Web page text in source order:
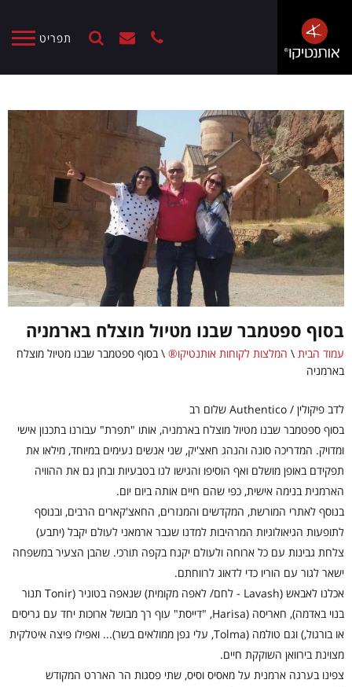
תפריט
בסוף ספטמבר שבנו מטיול מוצלח בארמניה
עמוד הבית \ המלצות לקוחות אותנטיקו® \בסוף ספטמבר שבנו מטיול מוצלח
בארמניה
לדב פיקולין / Authentico שלום רב
בסוף ספטמבר שבנו מטיול מוצלח בארמניה, אותו "תפרת" עבורנו בתכנון אישי
ומדויק. המדריכה סונה והנהג חאצ'יק, שני אנשים נעימים במיוחד, מילאו את
תפקידם באופן מושלם ואף הוסיפו והגישו לנו בטבעיות ובחן גם את ההוויה
הארמנית בנימה אישית, כפי שהם חיים אותה ביום יום.
בנוסף לאתרי המורשת, המקדשים והמנזרים, החאצ'קארים הרבים, ובנוסף
לתופעות הגיאולוגיות המרהיבות למדנו שגבר ארמאני לעולם יקבל (יתבע)
צלחת גבינות עם כל ארוחה ולעולם יקנח בקפה תורכי. שהבן הצעיר במשפחה
ישאר לגור עם הוריו כדי לדאוג לרווחתם.
אכלנו לאבאש (Lavash - לחם/ לאפה מקומית) שנאפה בטוניר (Tonir תנור
בנוי באדמה), חאריסה (Harisa, "דייסת" עוף רך מבושל ארוכות יחד עם גריסים
או בורגול,) וגם טולמה (Tolma, עלי גפן ממולאים בשר)... ואפילו פיצה איטלקית
מצוינת בירוואן השוקקת חיים.
צפינו בערגה ארמנית על מאסיס וסיס, שתי פסגות הר האררט המקודש